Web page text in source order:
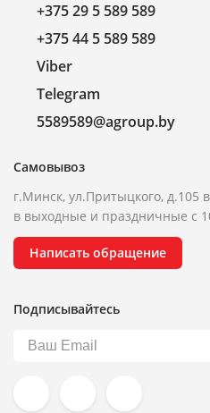
+375 29 5 589 589
+375 44 5 589 589
Viber
Telegram
5589589@agroup.by
Самовывоз
г.Минск, ул.Притыцкого, д.105
в выходные и праздничные с
Написать обращение
Подписывайтесь